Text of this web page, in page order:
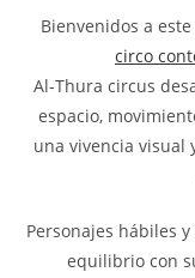
Bienvenidos a
circo
Al-Thura circus
espacio,
una vivencia visual
Personajes hábiles
equilibrio con